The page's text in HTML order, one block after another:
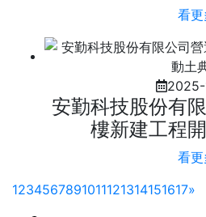
看更
安勤科技股份有
樓新建工程
看更
1234567891011121314151617»